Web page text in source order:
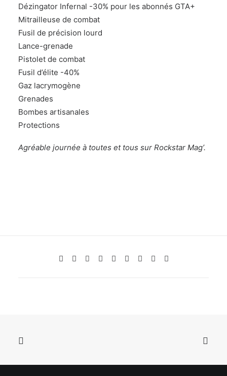
Dézingator Infernal -30% pour les abonnés GTA+
Mitrailleuse de combat
Fusil de précision lourd
Lance-grenade
Pistolet de combat
Fusil d’élite -40%
Gaz lacrymogène
Grenades
Bombes artisanales
Protections
Agréable journée à toutes et tous sur Rockstar Mag’.